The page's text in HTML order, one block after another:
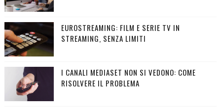
EUROSTREAMING: FILM E SERIE TV IN
STREAMING, SENZA LIMITI
I CANALI MEDIASET NON SI VEDONO: COME
RISOLVERE IL PROBLEMA